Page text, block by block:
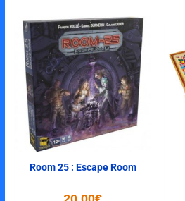
Room 25 : Escape Room